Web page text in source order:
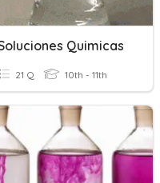
Quimicas
21 Q 10th - 11th